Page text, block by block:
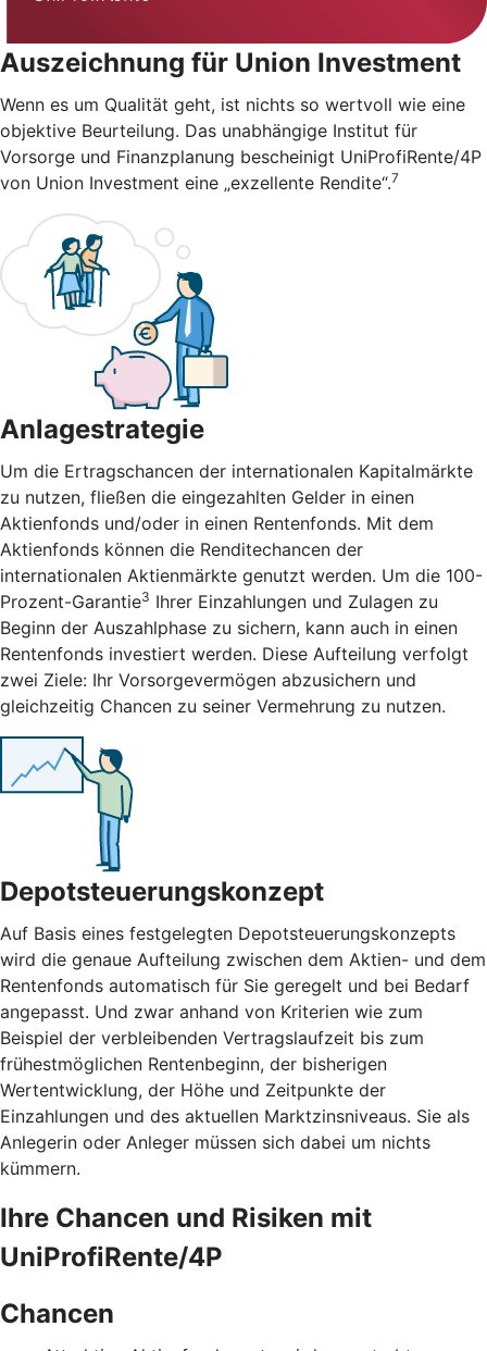
Auszeichnung für Union Investment
Wenn es um Qualität geht, ist nichts so wertvoll wie eine
objektive Beurteilung. Das unabhängige Institut für
Vorsorge und Finanzplanung bescheinigt UniProfiRente/4P
von Union Investment eine „exzellente Rendite“.7
Anlagestrategie
Um die Ertragschancen der internationalen Kapitalmärkte
zu nutzen, fließen die eingezahlten Gelder in einen
Aktienfonds und/oder in einen Rentenfonds. Mit dem
Aktienfonds können die Renditechancen der
internationalen Aktienmärkte genutzt werden. Um die 100-
Prozent-Garantie3 Ihrer Einzahlungen und Zulagen zu
Beginn der Auszahlphase zu sichern, kann auch in einen
Rentenfonds investiert werden. Diese Aufteilung verfolgt
zwei Ziele: Ihr Vorsorgevermögen abzusichern und
gleichzeitig Chancen zu seiner Vermehrung zu nutzen.
Depotsteuerungskonzept
Auf Basis eines festgelegten Depotsteuerungskonzepts
wird die genaue Aufteilung zwischen dem Aktien- und dem
Rentenfonds automatisch für Sie geregelt und bei Bedarf
angepasst. Und zwar anhand von Kriterien wie zum
Beispiel der verbleibenden Vertragslaufzeit bis zum
frühestmöglichen Rentenbeginn, der bisherigen
Wertentwicklung, der Höhe und Zeitpunkte der
Einzahlungen und des aktuellen Marktzinsniveaus. Sie als
Anlegerin oder Anleger müssen sich dabei um nichts
kümmern.
Ihre Chancen und Risiken mit
UniProfiRente/4P
Chancen